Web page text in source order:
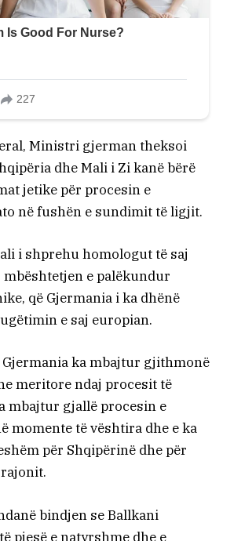
Ministri gjerman theksoi
dhe Mali i Zi kanë bërë
jetike për procesin e
në fushën e sundimit të ligjit.
i shprehu homologut të saj
e palëkundur
që Gjermania i ka dhënë
e saj europian.
Gjermania ka mbajtur gjithmonë
meritore ndaj procesit të
mbajtur gjallë procesin e
momente të vështira dhe e ka
për Shqipërinë dhe për
bindjen se Ballkani
pjesë e natyrshme dhe e